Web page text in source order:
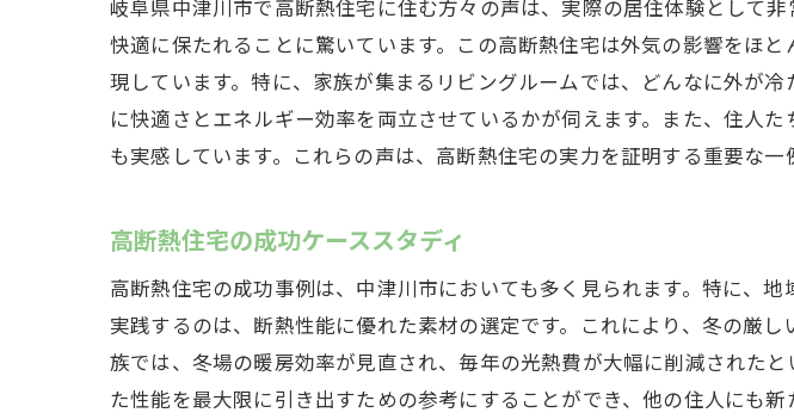
岐阜県中津川市で高断熱住宅に住む方々の声は、実際の居住体験として
快適に保たれることに驚いています。この高断熱住宅は外気の影響をほ
現しています。特に、家族が集まるリビングルームでは、どんなに外が
に快適さとエネルギー効率を両立させているかが伺えます。また、住人
も実感しています。これらの声は、高断熱住宅の実力を証明する重要な一
高断熱住宅の成功ケーススタディ
高断熱住宅の成功事例は、中津川市においても多く見られます。特に、
実践するのは、断熱性能に優れた素材の選定です。これにより、冬の厳
族では、冬場の暖房効率が見直され、毎年の光熱費が大幅に削減された
た性能を最大限に引き出すための参考にすることができ、他の住人にも